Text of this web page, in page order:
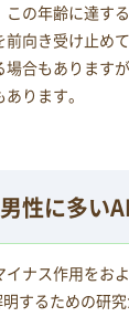
の年齢に達す
向き受け止め
合もあります
ります。
性に多い
ナス作用をお
するための研